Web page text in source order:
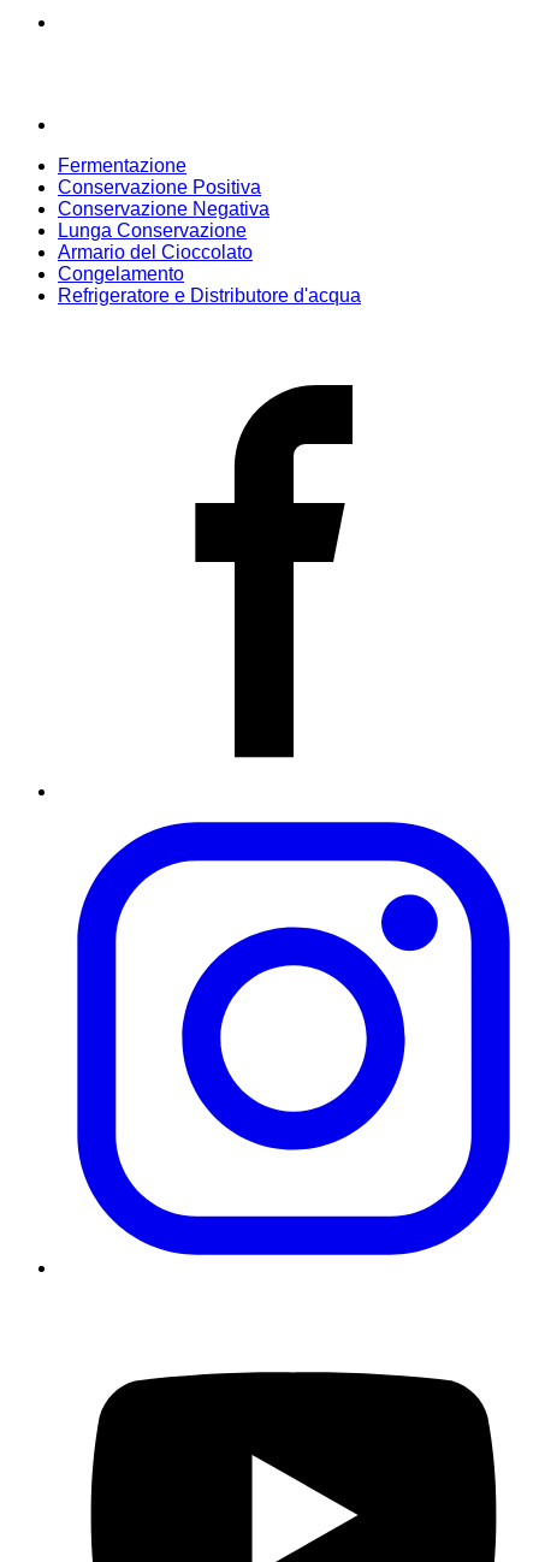
Fermentazione
Conservazione Positiva
Conservazione Negativa
Lunga Conservazione
Armario del Cioccolato
Congelamento
Refrigeratore e Distributore d'acqua